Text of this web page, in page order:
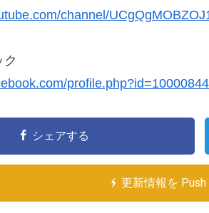
channel/
ク
シェアする
更新情報を